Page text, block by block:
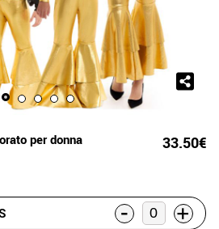
per donna 33.50€
- +